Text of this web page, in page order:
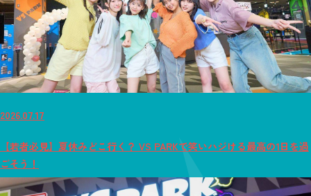
2026.07.17
【若者必見】夏休みどこ行く？ VS PARKで笑いハジける最高の1日を過
ごそう！